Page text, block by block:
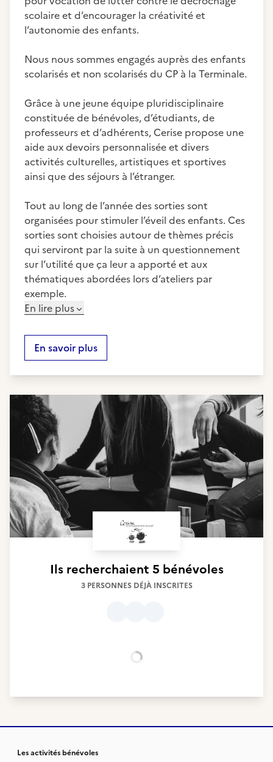
scolaire et d’encourager la créativité et
l’autonomie des enfants.
Nous nous sommes engagés auprès des enfants
scolarisés et non scolarisés du CP à la Terminale.
Grâce à une jeune équipe pluridisciplinaire
constituée de bénévoles, d’étudiants, de
professeurs et d’adhérents, Cerise propose une
aide aux devoirs personnalisée et divers
activités culturelles, artistiques et sportives
ainsi que des séjours à l’étranger.
Tout au long de l’année des sorties sont
organisées pour stimuler l’éveil des enfants. Ces
sorties sont choisies autour de thèmes précis
qui serviront par la suite à un questionnement
sur l’utilité que ça leur a apporté et aux
thématiques abordées lors d’ateliers par
exemple.
En lire plus
En savoir plus
Ils recherchaient 5 bénévoles
3 PERSONNES DÉJÀ INSCRITES
Chargement...
Les activités bénévoles